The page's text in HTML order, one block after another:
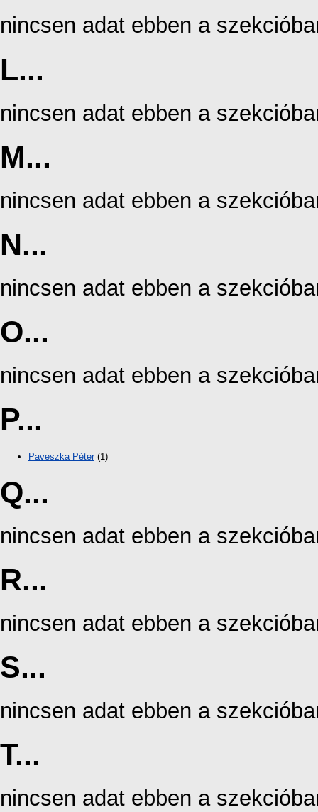
nincsen adat ebben a
L...
nincsen adat ebben a
M...
nincsen adat ebben a
N...
nincsen adat ebben a
O...
nincsen adat ebben a
P...
Paveszka Péter(1)
Q...
nincsen adat ebben a
R...
nincsen adat ebben a
S...
nincsen adat ebben a
T...
nincsen adat ebben a